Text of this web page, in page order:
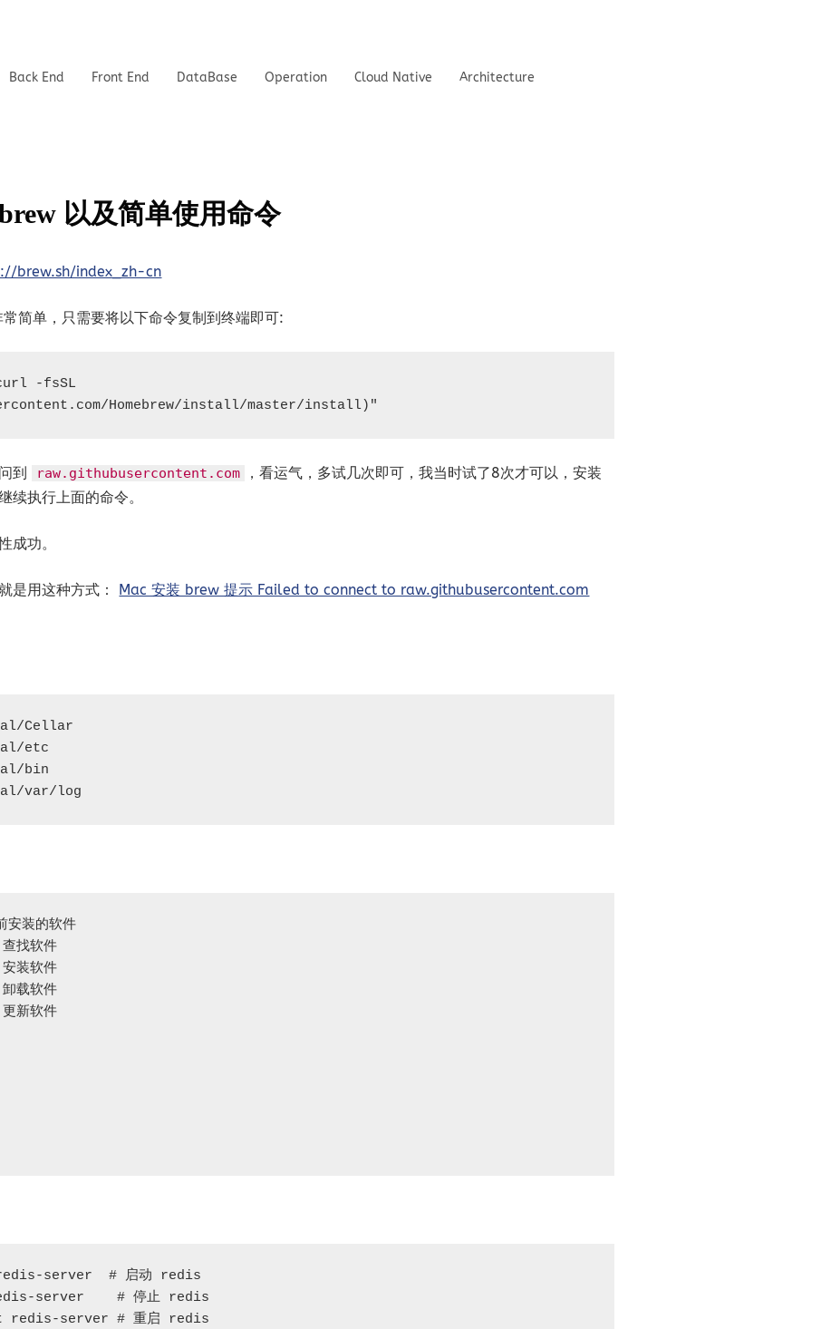
Back End Front End DataBase Operation Cloud Native Architecture
以及简单使用命令
brew.sh/index_zh-cn
简单，只需要将以下命令复制到终端即可:
-fsSL
Homebrew/install/master/install)"
到 raw.githubusercontent.com
，看运气，多试几次即可，我当时试了8次才可以，安装
续执行上面的命令。
成功。
是用这种方式： Mac 安装 brew 提示 Failed to connect to raw.githubusercontent.com
Cellar
etc
bin
var/log
装的软件
找软件
装软件
载软件
新软件
server  # 启动 redis
server    # 停止 redis
redis-server # 重启 redis